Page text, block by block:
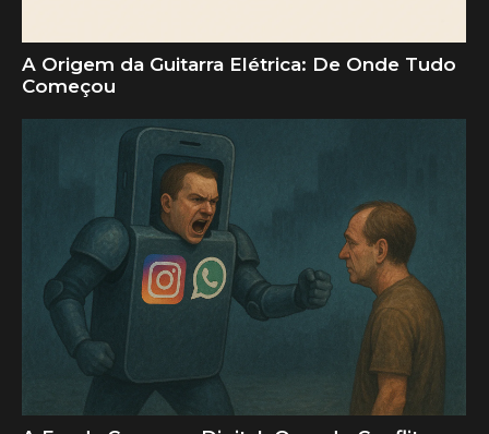
A Origem da Guitarra Elétrica: De Onde Tudo
Começou